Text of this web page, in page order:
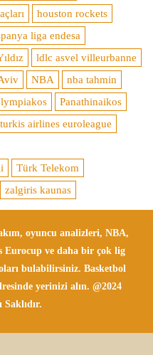
houston rockets
liga endesa
ldlc asvel villeurbanne
NBA
nba tahmin
Panathinaikos
turkis airlines euroleague
Türk Telekom
zalgiris kaunas
oyuncu analizleri, NBA,
Eurocup ve daha bir çok lig
bulabilirsiniz. Basketbol
yerinizi alın. @2024